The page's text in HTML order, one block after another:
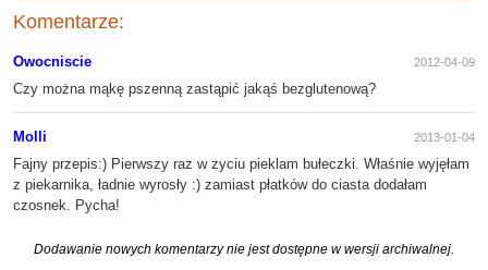
Komentarze:
Owocniscie 2012-04-09
Czy można mąkę pszenną zastąpić jakąś bezglutenową?
Molli 2013-01-04
Fajny przepis:) Pierwszy raz w zyciu pieklam bułeczki. Właśnie wyjęłam
z piekarnika, ładnie wyrosły :) zamiast płatków do ciasta dodałam
czosnek. Pycha!
Dodawanie nowych komentarzy nie jest dostępne w wersji archiwalnej.